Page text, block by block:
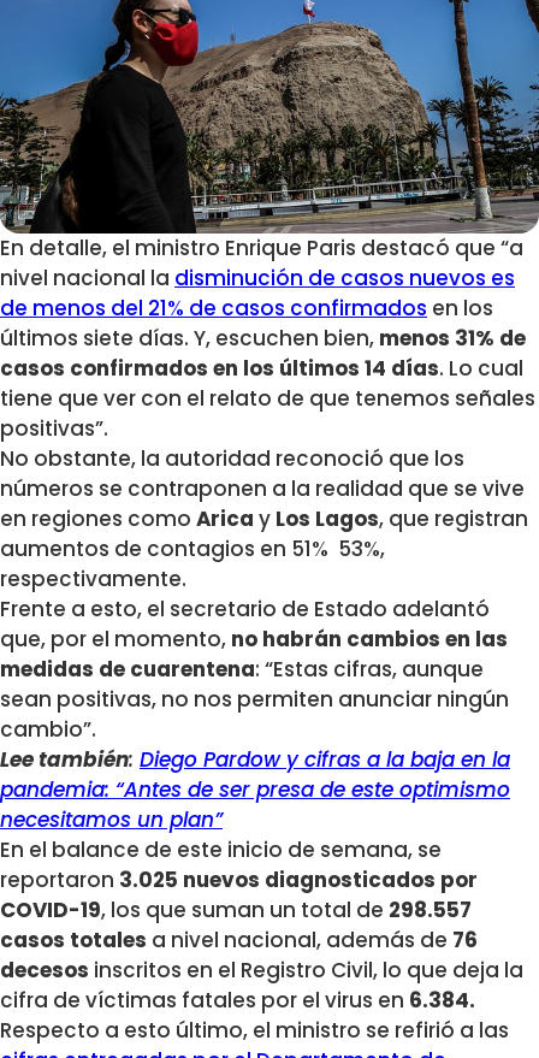
En detalle, el ministro Enrique Paris destacó que “a
nivel nacional la disminución de casos nuevos es
de menos del 21% de casos confirmados en los
últimos siete días. Y, escuchen bien, menos 31% de
casos confirmados en los últimos 14 días. Lo cual
tiene que ver con el relato de que tenemos señales
positivas”.
No obstante, la autoridad reconoció que los
números se contraponen a la realidad que se vive
en regiones como Arica y Los Lagos, que registran
aumentos de contagios en 51% 53%,
respectivamente.
Frente a esto, el secretario de Estado adelantó
que, por el momento, no habrán cambios en las
medidas de cuarentena: “Estas cifras, aunque
sean positivas, no nos permiten anunciar ningún
cambio”.
Lee también: Diego Pardow y cifras a la baja en la
pandemia: “Antes de ser presa de este optimismo
necesitamos un plan”
En el balance de este inicio de semana, se
reportaron 3.025 nuevos diagnosticados por
COVID-19, los que suman un total de 298.557
casos totales a nivel nacional, además de 76
decesos inscritos en el Registro Civil, lo que deja la
cifra de víctimas fatales por el virus en 6.384.
Respecto a esto último, el ministro se refirió a las